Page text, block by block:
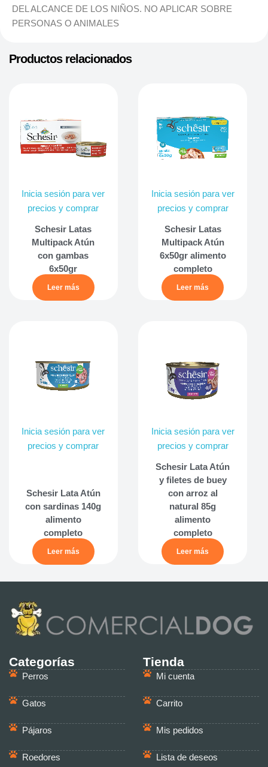
DEL ALCANCE DE LOS NIÑOS. NO APLICAR SOBRE
PERSONAS O ANIMALES
Productos relacionados
Inicia sesión para ver
precios y comprar
Schesir Latas
Multipack Atún
con gambas
6x50gr
Leer más
Inicia sesión para ver
precios y comprar
Schesir Latas
Multipack Atún
6x50gr alimento
completo
Leer más
Inicia sesión para ver
precios y comprar
Schesir Lata Atún
con sardinas 140g
alimento
completo
Leer más
Inicia sesión para ver
precios y comprar
Schesir Lata Atún
y filetes de buey
con arroz al
natural 85g
alimento
completo
Leer más
Categorías
Perros
Gatos
Pájaros
Roedores
Tienda
Mi cuenta
Carrito
Mis pedidos
Lista de deseos